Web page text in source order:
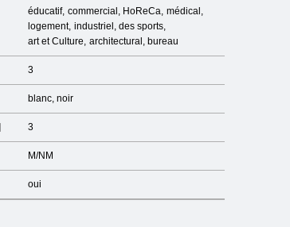
éducatif commercial HoReCa médical
logement industriel
des sports
art et Culture architectural bureau
3
blanc, noir
3
M/NM
oui